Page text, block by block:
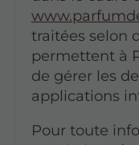
traitées selon
permettent à
de gérer les
applications
Pour toute